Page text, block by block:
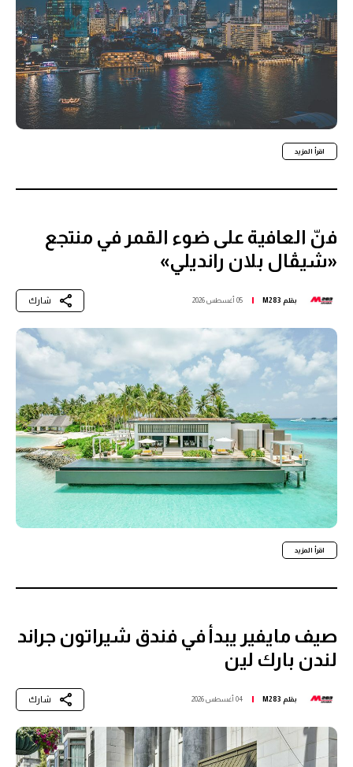
اقرأ المزيد
فنّ العافية على ضوء القمر في منتجع
«شيڤال بلان رانديلي»
بقلم M283 05 أغسطس 2026 شارك
اقرأ المزيد
صيف مايفير يبدأ في فندق شيراتون جراند
لندن بارك لين
بقلم M283 04 أغسطس 2026 شارك